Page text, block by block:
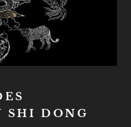
SHI DONG